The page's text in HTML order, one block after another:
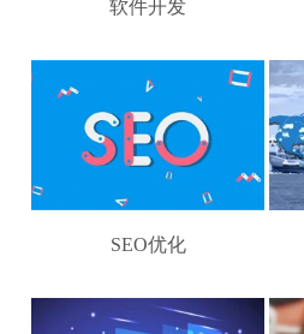
软件开发
SEO优化